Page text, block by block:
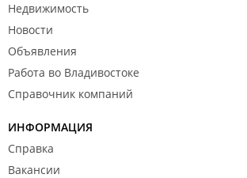
Недвижимость
Новости
Объявления
Работа во Владивостоке
Справочник компаний
ИНФОРМАЦИЯ
Справка
Вакансии